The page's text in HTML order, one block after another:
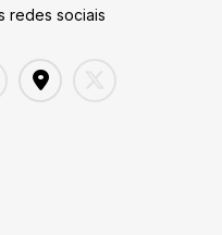
redes sociais